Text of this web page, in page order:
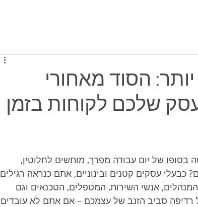
יותר: הסוד מאחורי
שלכם לקוחות בזמן
של יום עבודה מפרך, מותשים לחלוטין,
עסקים קטנים ובינוניים, אתם כנראה רגילים
אנשי השירות, המטפלים, הטכנאים וגם
רדיפה סביב הזנב של עצמכם – אם אתם לא עובדים